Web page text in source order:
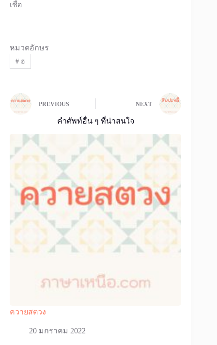
เชื่อ
หมวดอักษร
#ฮ
PREVIOUS NEXT
คำศัพท์อื่น ๆ ที่น่าสนใจ
ควายสตวง
20 มกราคม 2022